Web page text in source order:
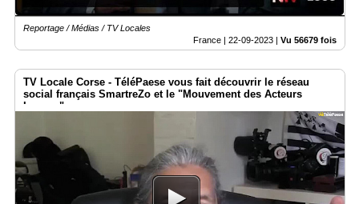
Reportage / Médias / TV Locales
France | 22-09-2023 | Vu 56679 fois
TV Locale Corse - TéléPaese vous fait découvrir le réseau
social français SmartreZo et le "Mouvement des Acteurs
Locaux"